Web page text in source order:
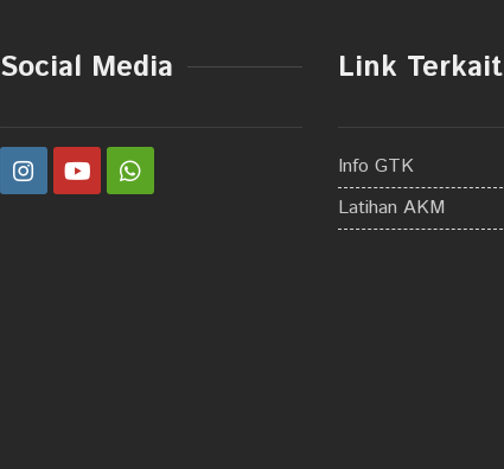
Social Media Link Terkait
Info GTK
Latihan AKM